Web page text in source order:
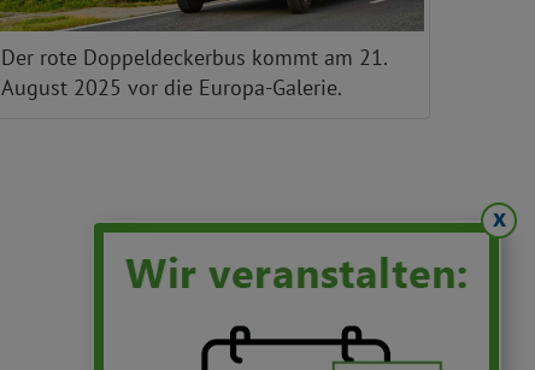
Der rote Doppeldeckerbus kommt am 21.
August 2025 vor die Europa-Galerie.
x